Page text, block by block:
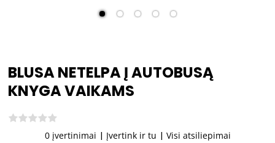
BLUSA NETELPA Į AUTOBUSĄ
KNYGA VAIKAMS
0 įvertinimai | Įvertink ir tu | Visi atsiliepimai